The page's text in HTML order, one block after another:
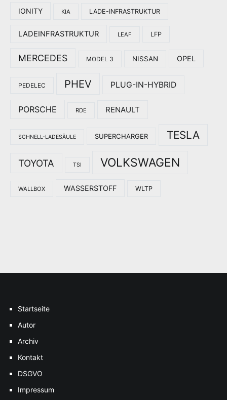
IONITY KIA LADE-INFRASTRUKTUR
LADEINFRASTRUKTUR LEAF LFP
MERCEDES MODEL 3 NISSAN OPEL
PEDELEC PHEV PLUG-IN-HYBRID
PORSCHE RDE RENAULT
SCHNELL-LADESÄULE SUPERCHARGER TESLA
TOYOTA TSI VOLKSWAGEN
WALLBOX WASSERSTOFF WLTP
Startseite
Autor
Archiv
Kontakt
DSGVO
Impressum